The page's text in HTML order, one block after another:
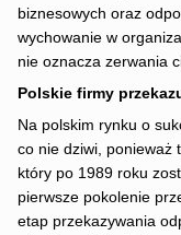
biznesowych oraz
wychowanie w
nie oznacza zerwania
Polskie firmy
Na polskim rynku o
co nie dziwi, ponieważ
który po 1989 roku
pierwsze pokolenie
etap przekazywania